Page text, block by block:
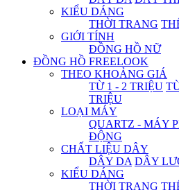
KIỂU DÁNG
THỜI TRANG
GIỚI TÍNH
ĐỒNG HỒ NỮ
ĐỒNG HỒ FREELOOK
THEO KHOẢNG GIÁ
TỪ 1 - 2 TRIỆU
TRIỆU
LOẠI MÁY
QUARTZ - MÁY
ĐỘNG
CHẤT LIỆU DÂY
DÂY DA DÂY
KIỂU DÁNG
THỜI TRANG